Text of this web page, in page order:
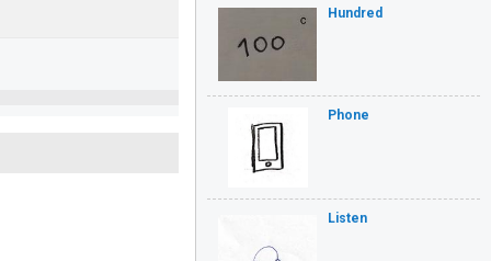
Hundred
Phone
Listen